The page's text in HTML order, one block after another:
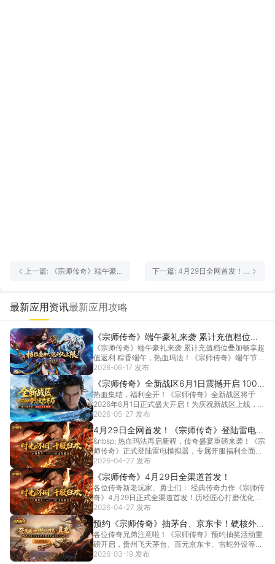
上一篇: 《宗师传奇》端午豪
下一篇: 4月29日全网首发！
最新应用资讯最新应用攻略
《宗师传奇》端午豪礼来袭 累计充值档位叠
加畅享超值返利！
《宗师传奇》端午豪礼来袭 累计充值档位叠加畅享超
值返利 粽香端午，热血玛法！《宗师传奇》端午节专
属充... [详情]
2026-06-17 发布
《宗师传奇》全新战区6月1日震撼开启 100%
返利豪礼限时放送
热血集结，福利全开！《宗师传奇》全新战区将于
2026年6月1日正式盛大开启！为庆祝新战区上线，官
方特... [详情]
2026-05-27 发布
4月29日全网首发！《宗师传奇》登陆雷电模
拟器，下载即抽 RTX 5060 显卡！
&nbsp; 热血玛法再启新程，传奇盛宴重磅来袭！《宗
师传奇》正式登陆雷电模拟器，专属开服福利全面
拉... [详情]
2026-04-27 发布
《宗师传奇》4月29日全渠道首发！
各位传奇新老玩家、勇士们： 经典传奇力作《宗师传
奇》4月29日正式全渠道首发！历经匠心打磨优化，
原汁... [详情]
2026-04-27 发布
预约《宗师传奇》抽茅台、京东卡！硬核外设
拿到手软！
各位传奇兄弟注意啦！《宗师传奇》预约抽奖活动重
磅开启，贵州飞天茅台、百元京东卡、雷蛇外设等豪
华好礼免... [详情]
2026-03-19 发布